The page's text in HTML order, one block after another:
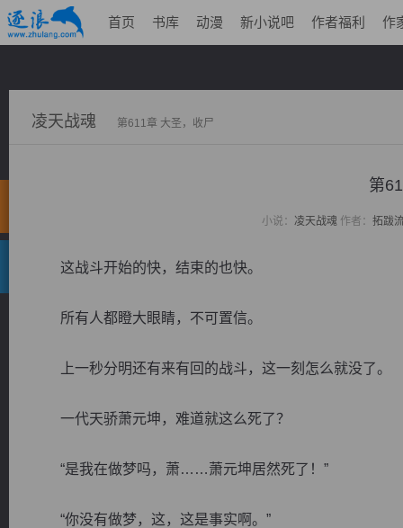
首页 书库 动漫 新小说吧 作者福利 作
凌天战魂 第611章 大圣，收尸
第
小说： 凌天战魂作者： 拓跋
这战斗开始的快，结束的也快。
所有人都瞪大眼睛，不可置信。
上一秒分明还有来有回的战斗，这一刻怎么就没了。
一代天骄萧元坤，难道就这么死了？
“是我在做梦吗，萧……萧元坤居然死了！”
“你没有做梦，这，这是事实啊。”